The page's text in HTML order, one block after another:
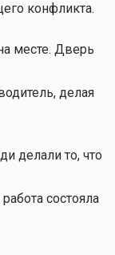
конфликта.
месте. Дверь
делая
делали то, что
состояла